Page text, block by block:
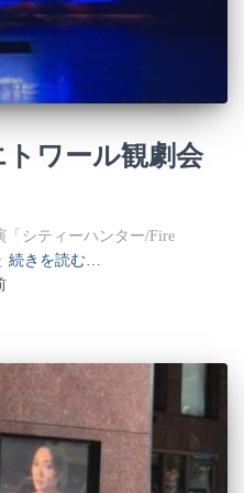
ワール観劇会
「シティーハンター/Fire
続きを読む…